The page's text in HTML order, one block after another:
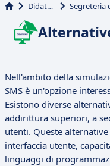
Didattica
Nell'ambito della
SMS è un'opzione
Esistono diverse
addirittura superiori, a
utenti. Queste
interfaccia utente,
linguaggi di